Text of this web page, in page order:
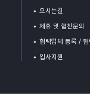
오시는길
제휴 및 협찬문의
협력업체 등록 /
입사지원